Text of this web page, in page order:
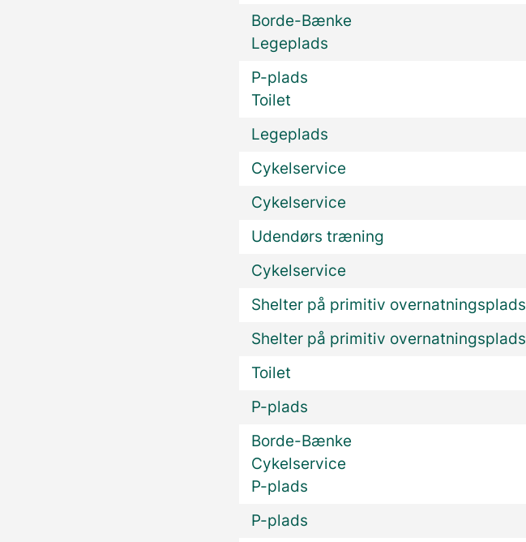
Borde-Bænke
Legeplads
P-plads
Toilet
Legeplads
Cykelservice
Cykelservice
Udendørs træning
Cykelservice
Shelter på primitiv overnatningsplads
Shelter på primitiv overnatningsplads
Toilet
P-plads
Borde-Bænke
Cykelservice
P-plads
P-plads